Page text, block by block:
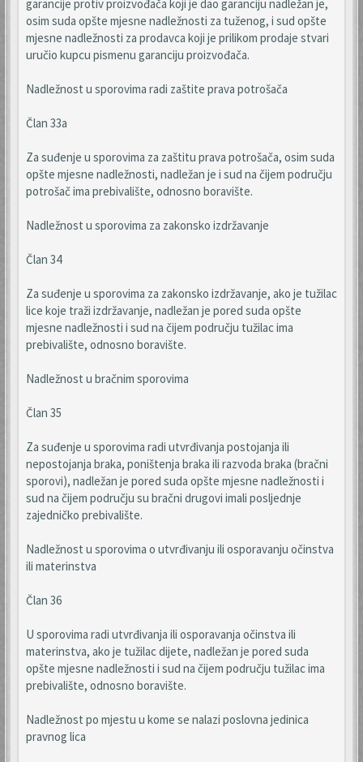
garancije protiv proizvođača koji je dao garanciju nadležan je,
osim suda opšte mjesne nadležnosti za tuženog, i sud opšte
mjesne nadležnosti za prodavca koji je prilikom prodaje stvari
uručio kupcu pismenu garanciju proizvođača.
Nadležnost u sporovima radi zaštite prava potrošača
Član 33a
Za suđenje u sporovima za zaštitu prava potrošača, osim suda
opšte mjesne nadležnosti, nadležan je i sud na čijem području
potrošač ima prebivalište, odnosno boravište.
Nadležnost u sporovima za zakonsko izdržavanje
Član 34
Za suđenje u sporovima za zakonsko izdržavanje, ako je tužilac
lice koje traži izdržavanje, nadležan je pored suda opšte
mjesne nadležnosti i sud na čijem području tužilac ima
prebivalište, odnosno boravište.
Nadležnost u bračnim sporovima
Član 35
Za suđenje u sporovima radi utvrđivanja postojanja ili
nepostojanja braka, poništenja braka ili razvoda braka (bračni
sporovi), nadležan je pored suda opšte mjesne nadležnosti i
sud na čijem području su bračni drugovi imali posljednje
zajedničko prebivalište.
Nadležnost u sporovima o utvrđivanju ili osporavanju očinstva
ili materinstva
Član 36
U sporovima radi utvrđivanja ili osporavanja očinstva ili
materinstva, ako je tužilac dijete, nadležan je pored suda
opšte mjesne nadležnosti i sud na čijem području tužilac ima
prebivalište, odnosno boravište.
Nadležnost po mjestu u kome se nalazi poslovna jedinica
pravnog lica